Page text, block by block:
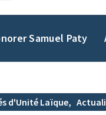
Samuel Paty
d'Unité Laïque,